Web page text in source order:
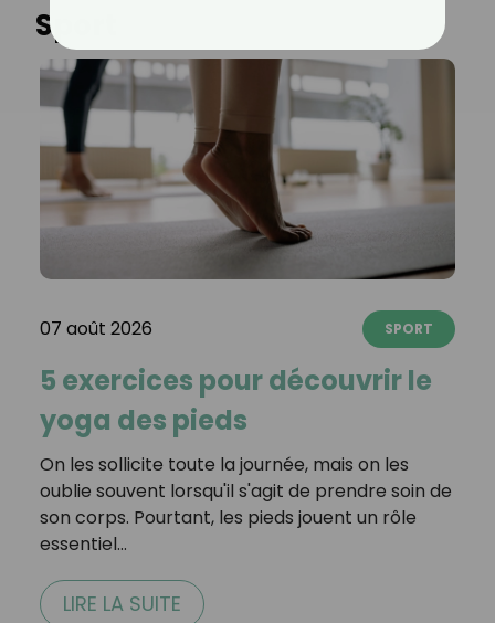
Sport
07 août 2026 SPORT
5 exercices pour découvrir le
yoga des pieds
On les sollicite toute la journée, mais on les
oublie souvent lorsqu'il s'agit de prendre soin de
son corps. Pourtant, les pieds jouent un rôle
essentiel…
LIRE LA SUITE